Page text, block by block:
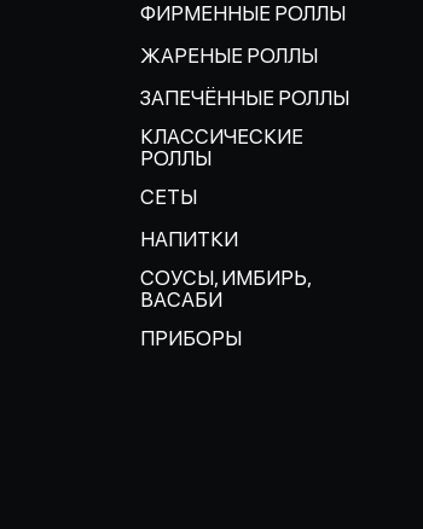
ФИРМЕННЫЕ РОЛЛЫ
ЖАРЕНЫЕ РОЛЛЫ
ЗАПЕЧЁННЫЕ РОЛЛЫ
КЛАССИЧЕСКИЕ
РОЛЛЫ
СЕТЫ
НАПИТКИ
СОУСЫ, ИМБИРЬ,
ВАСАБИ
ПРИБОРЫ